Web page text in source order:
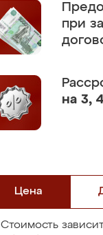
при
на 3,
Цена
Стоимость